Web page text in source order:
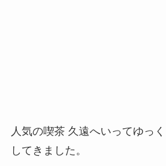
人気の喫茶 久遠へいってゆっ
してきました。